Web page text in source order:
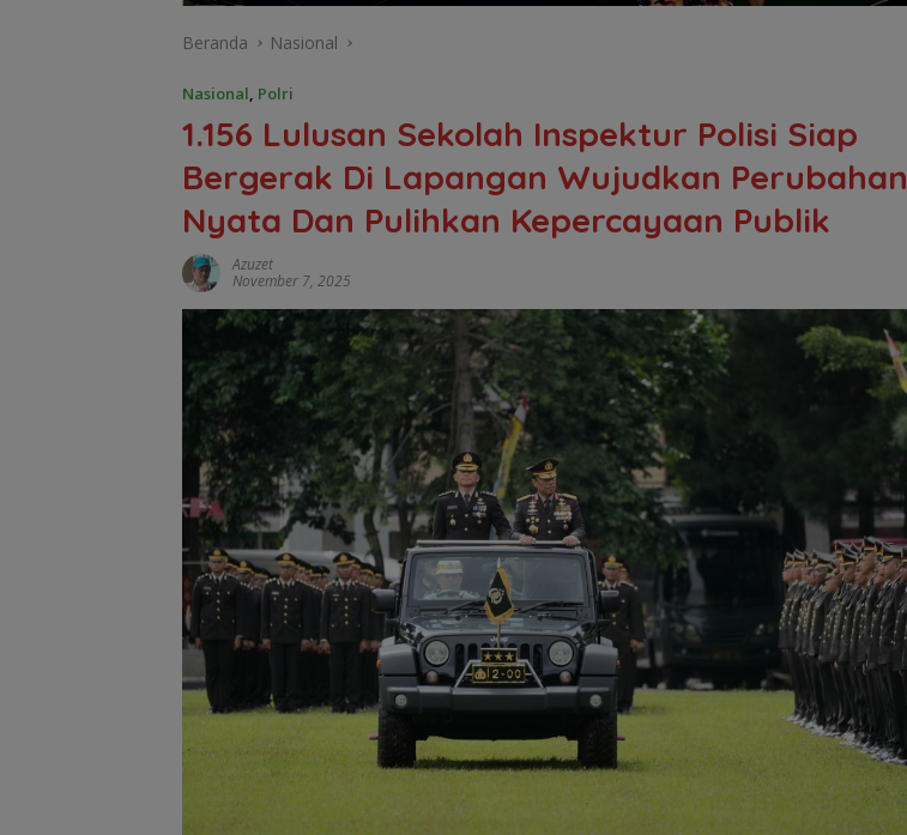
Beranda Nasional
Nasional Polri
1.156 Lulusan Sekolah Inspektur Polisi Siap
Bergerak Di Lapangan Wujudkan Perubahan
Nyata Dan Pulihkan Kepercayaan Publik
Azuzet
November 7, 2025